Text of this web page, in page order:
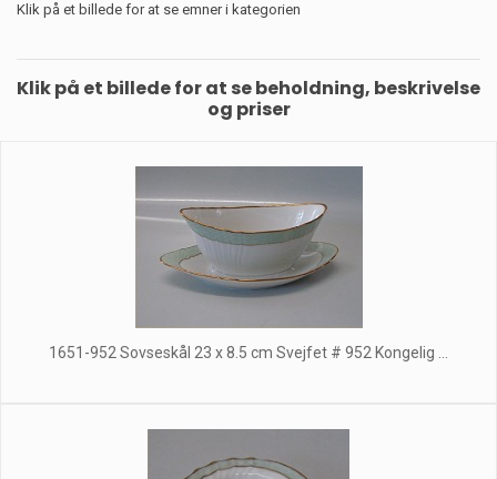
Klik på et billede for at se emner i kategorien
Klik på et billede for at se beholdning, beskrivelse
og priser
1651-952 Sovseskål 23 x 8.5 cm Svejfet # 952 Kongelig ...